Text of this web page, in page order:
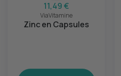
11,49 €
ViaVitamine
Zinc en Capsules